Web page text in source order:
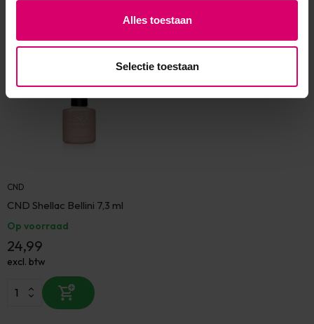
Alles toestaan
Selectie toestaan
CND
CND Shellac Bellini 7,3 ml
Op voorraad
24,99
excl. btw